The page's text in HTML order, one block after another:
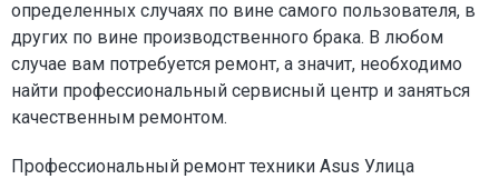
определенных случаях по вине самого пользователя, в
других по вине производственного брака. В любом
случае вам потребуется ремонт, а значит, необходимо
найти профессиональный сервисный центр и заняться
качественным ремонтом.
Профессиональный ремонт техники Asus Улица